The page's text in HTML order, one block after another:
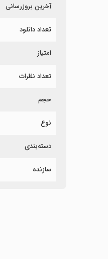
آخرین بروزرسانی
تعداد دانلود
امتیاز
تعداد نظرات
حجم
نوع
دسته‌بندی
سازنده